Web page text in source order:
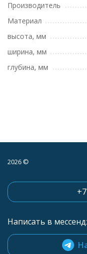
Производитель
Материал
высота, мм
ширина, мм
глубина, мм
2026 ©
Написать в